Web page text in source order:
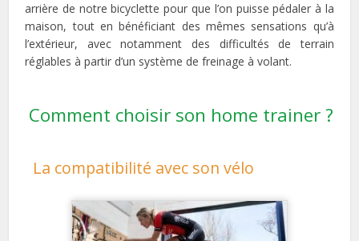
arrière de notre bicyclette pour que l’on puisse pédaler à la
maison, tout en bénéficiant des mêmes sensations qu’à
l’extérieur, avec notamment des difficultés de terrain
réglables à partir d’un système de freinage à volant.
Comment choisir son home trainer ?
La compatibilité avec son vélo